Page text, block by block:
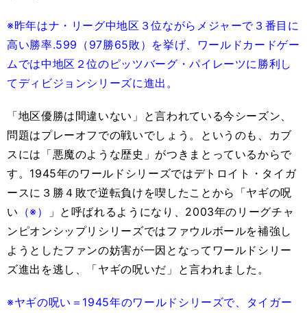
※昨年はナ・リーグ中地区３位ながらメジャーで３番目に
高い勝率.599（97勝65敗）を挙げ、ワールドカードゲー
ムでは中地区２位のピッツバーグ・パイレーツに勝利し
てディビジョンシリーズに進出。
「地区優勝は間違いない」と言われている今シーズン、
問題はプレーオフでの戦いでしょう。というのも、カブ
スには「悪魔のような歴史」がつきまとっているからで
す。1945年のワールドシリーズではデトロイト・タイガ
ースに３勝４敗で逆転負けを喫したことから「ヤギの呪
い （※）
」と呼ばれるようになり、2003年のリーグチャ
ンピオンシップリシリーズではファウルボールを補強し
ようとしたファンの妨害が一因となってワールドシリー
ズ進出を逃し、「ヤギの呪いだ」と言われました。
※ヤギの呪い＝1945年のワールドシリーズで、タイガー